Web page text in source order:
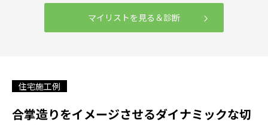
マイリストを見る＆診断
住宅施工例
合掌造りをイメージさせるダイナミックな切